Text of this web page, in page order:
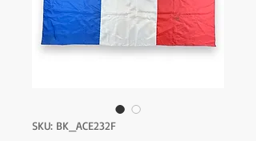
SKU: BK_ACE232F